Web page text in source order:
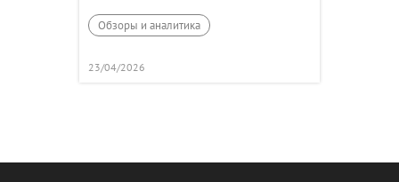
Обзоры и аналитика
23/04/2026